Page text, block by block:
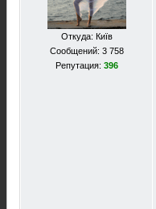
Откуда: Київ
Сообщений: 3 758
Репутация: 396